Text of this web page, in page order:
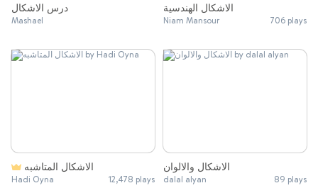
درس الاشكال
Mashael
الاشكال الهندسية
Niam Mansour 706 plays
الاشكال المتاشبه
Hadi Oyna 12,478 plays
الاشكال والالوان
dalal alyan 89 plays